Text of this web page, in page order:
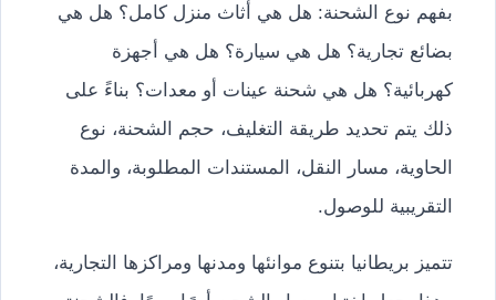
بفهم نوع الشحنة: هل هي أثاث منزل كامل؟ هل هي
بضائع تجارية؟ هل هي سيارة؟ هل هي أجهزة
كهربائية؟ هل هي شحنة عينات أو معدات؟ بناءً على
ذلك يتم تحديد طريقة التغليف، حجم الشحنة، نوع
الحاوية، مسار النقل، المستندات المطلوبة، والمدة
التقريبية للوصول.
تتميز بريطانيا بتنوع موانئها ومدنها ومراكزها التجارية،